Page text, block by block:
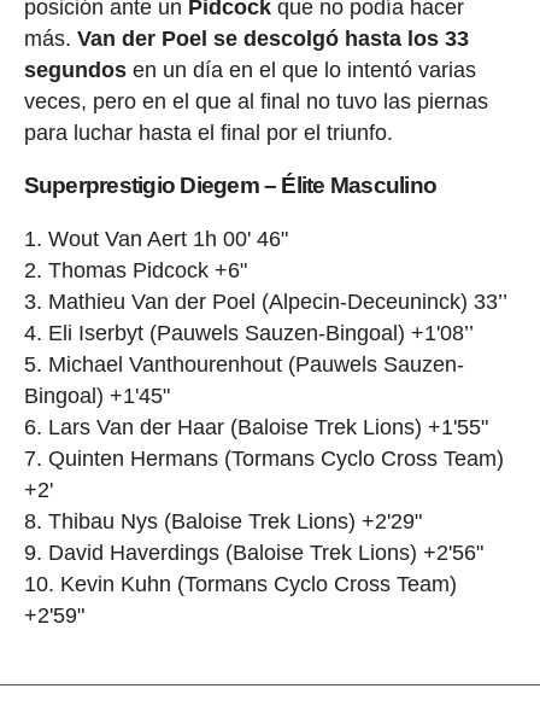
posición ante un Pidcockque no podía hacer
más. Van der Poel se descolgó hasta los 33
segundosen un día en el que lo intentó varias
veces, pero en el que al final no tuvo las piernas
para luchar hasta el final por el triunfo.
Superprestigio Diegem – Élite Masculino
Wout Van Aert 1h 00' 46"
Thomas Pidcock +6"
Mathieu Van der Poel (Alpecin-Deceuninck) 33’’
Eli Iserbyt (Pauwels Sauzen-Bingoal) +1'08’’
Michael Vanthourenhout (Pauwels Sauzen-
Bingoal) +1'45"
Lars Van der Haar (Baloise Trek Lions) +1'55"
Quinten Hermans (Tormans Cyclo Cross Team)
+2'
Thibau Nys (Baloise Trek Lions) +2'29"
David Haverdings (Baloise Trek Lions) +2'56"
Kevin Kuhn (Tormans Cyclo Cross Team)
+2'59"